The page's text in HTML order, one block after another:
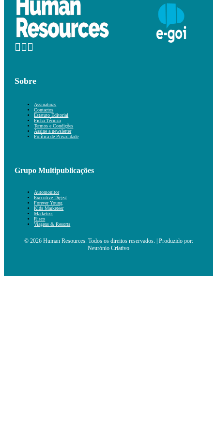
Sobre
Assinaturas
Contactos
Estatuto Editorial
Ficha Técnica
Termos e Condições
Assine a newsletter
Política de Privacidade
Grupo Multipublicações
Automonitor
Executive Digest
Forever Young
Kids Marketeer
Marketeer
Risco
Viagens & Resorts
© 2026 Human Resources. Todos os direitos reservados. | Produzido por:
Neurónio Criativo